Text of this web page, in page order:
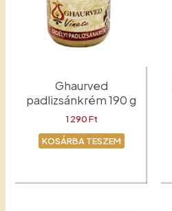
Ghaurved
padlizsánkrém 190 g
1 290Ft
KOSÁRBA TESZEM